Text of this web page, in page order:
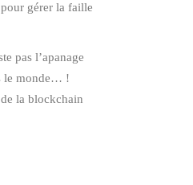
gérer la faille
pas l’apanage
le monde… !
la blockchain